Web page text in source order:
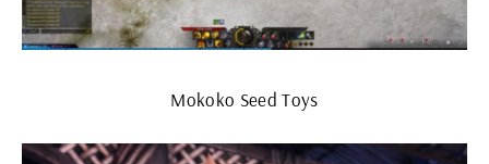
Mokoko Seed Toys